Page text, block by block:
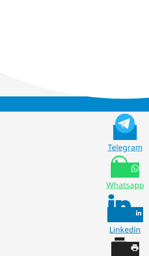
Telegram
Whatsapp
Linkedin